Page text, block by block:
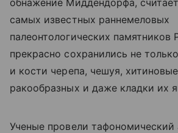
самых известных раннемеловых
палеонтологических памятников
прекрасно сохранились не
и кости черепа, чешуя,
ракообразных и даже кладки их
Ученые провели